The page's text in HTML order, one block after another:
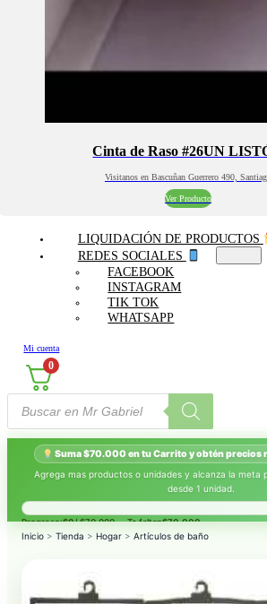
Cinta de Raso #26UN
Visitanos en Bascuñan Guerrero 490,
Ver Producto
LIQUIDACIÓN DE PRODUCTOS
REDES SOCIALES
FACEBOOK
INSTAGRAM
TIK TOK
WHATSAPP
Mi cuenta
0
Búsqueda
productos
Suma $70.000 en tu Carrito y obtén precios
Agrega mas productos o unidades y alcanza la meta
desde 1 unidad.
Progreso:$0/ $70.000 — Te faltan$70.000.
Inicio > Tienda > Hogar > Artículos de baño